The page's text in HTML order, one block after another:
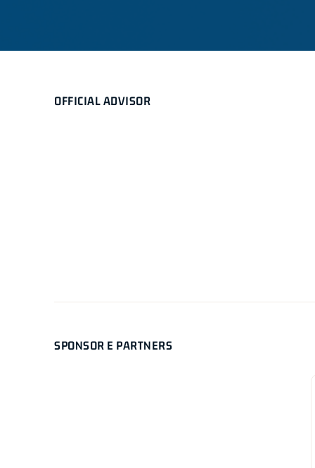
OFFICIAL ADVISOR
SPONSOR E PARTNERS